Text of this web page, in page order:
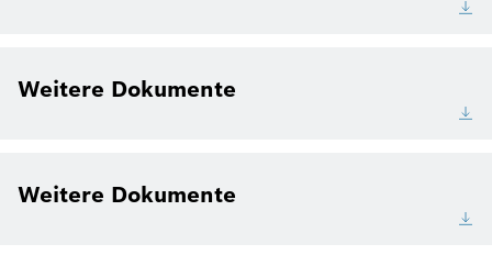
Weitere Dokumente
Weitere Dokumente